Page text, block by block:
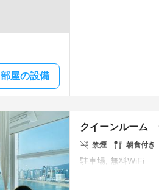
部屋の設備
クイーンルーム
禁煙 朝食付き